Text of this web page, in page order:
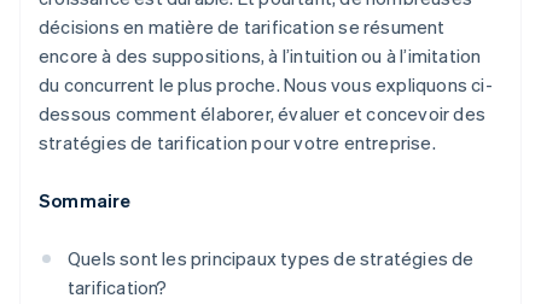
décisions en matière de tarification se résument
encore à des suppositions, à l’intuition ou à l’imitation
du concurrent le plus proche. Nous vous expliquons ci-
dessous comment élaborer, évaluer et concevoir des
stratégies de tarification pour votre entreprise.
Sommaire
Quels sont les principaux types de stratégies de
tarification?